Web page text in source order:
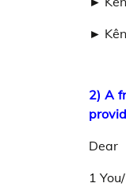
►
2) A
Dear
1